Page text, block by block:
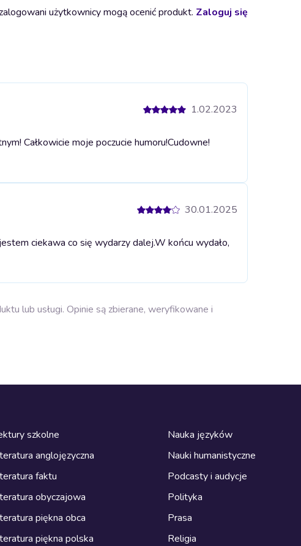
użytkownicy mogą ocenić produkt. Zaloguj się
1.02.2023
Całkowicie moje poczucie humoru!Cudowne!
30.01.2025
ciekawa co się wydarzy dalej.W końcu wydało,
lub usługi. Opinie są zbierane, weryfikowane i
szkolne
anglojęzyczna
faktu
obyczajowa
piękna obca
piękna polska
Nauka języków
Nauki humanistyczne
Podcasty i audycje
Polityka
Prasa
Religia